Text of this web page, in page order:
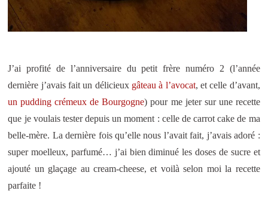
J’ai profité de l’anniversaire du petit frère numéro 2 (l’année
dernière j’avais fait un délicieux gâteau à l’avocat, et celle d’avant,
un pudding crémeux de Bourgogne) pour me jeter sur une recette
que je voulais tester depuis un moment : celle de carrot cake de ma
belle-mère. La dernière fois qu’elle nous l’avait fait, j’avais adoré :
super moelleux, parfumé… j’ai bien diminué les doses de sucre et
ajouté un glaçage au cream-cheese, et voilà selon moi la recette
parfaite !